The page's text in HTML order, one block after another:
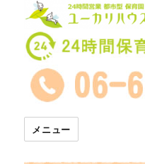
24時間託児所
メニュー